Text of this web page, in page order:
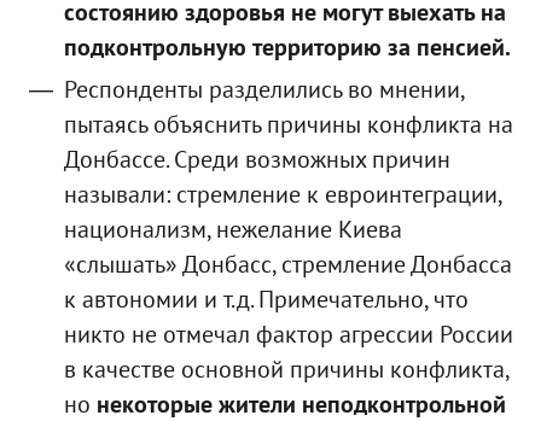
состоянию здоровья не могут выехать на
подконтрольную территорию за пенсией.
Респонденты разделились во мнении,
пытаясь объяснить причины конфликта на
Донбассе. Среди возможных причин
называли: стремление к евроинтеграции,
национализм, нежелание Киева
«слышать» Донбасс, стремление Донбасса
к автономии и т.д. Примечательно, что
никто не отмечал фактор агрессии России
в качестве основной причины конфликта,
но некоторые жители неподконтрольной